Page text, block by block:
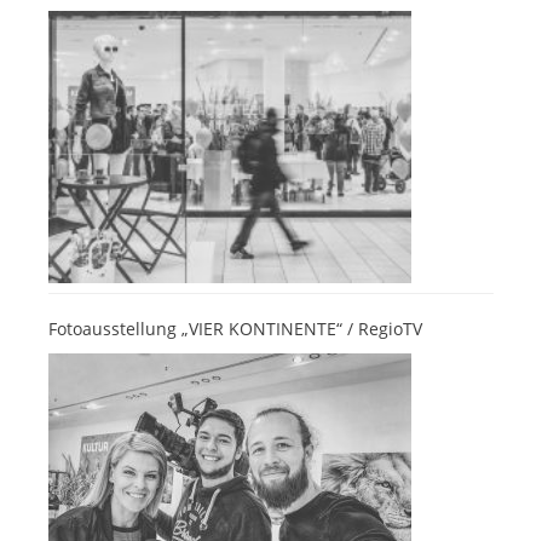
Fotoausstellung „VIER KONTINENTE“ / RegioTV